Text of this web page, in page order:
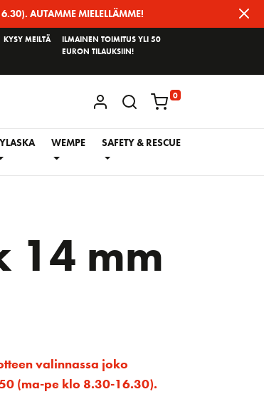
AUTAMME MIELELLÄMME!
KYSY MEILTÄ
ILMAINEN TOIMITUS YLI 50
EURON TILAUKSIIN!
KIRJAUDU / REKISTERÖIDY
0
WEMPE SAFETY & RESCUE
14 mm
valinnassa joko
(ma-pe klo 8.30-16.30).